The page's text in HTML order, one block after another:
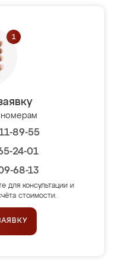
номерам
89-55
24-01
68-13
для консультации и
стоимости.